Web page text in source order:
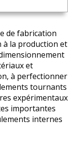
de fabrication
à la production et
et
à perfectionner
tournants
expérimentaux
importantes
internes